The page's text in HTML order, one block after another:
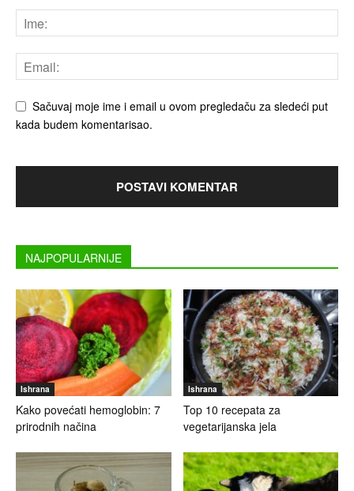
Sačuvaj moje ime i email u ovom pregledaču za sledeći put
kada budem komentarisao.
NAJPOPULARNIJE
Ishrana
Kako povećati hemoglobin: 7
prirodnih načina
Ishrana
Top 10 recepata za
vegetarijanska jela